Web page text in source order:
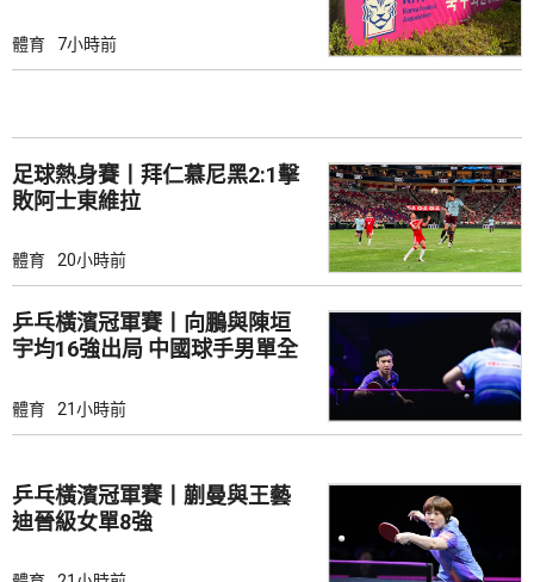
體育 7小時前
足球熱身賽丨拜仁慕尼黑2:1擊
敗阿士東維拉
體育 20小時前
乒乓橫濱冠軍賽丨向鵬與陳垣
宇均16強出局 中國球手男單全
體育 21小時前
乒乓橫濱冠軍賽丨蒯曼與王藝
迪晉級女單8強